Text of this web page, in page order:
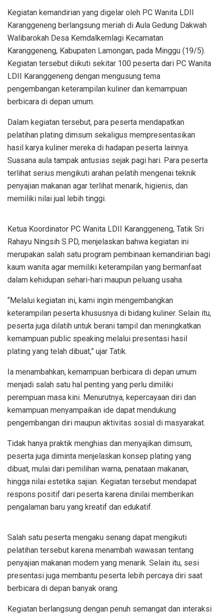
Kegiatan kemandirian yang digelar oleh PC Wanita LDII
Karanggeneng berlangsung meriah di Aula Gedung Dakwah
Walibarokah Desa Kemdalkemlagi Kecamatan
Karanggeneng, Kabupaten Lamongan, pada Minggu (19/5).
Kegiatan tersebut diikuti sekitar 100 peserta dari PC Wanita
LDII Karanggeneng dengan mengusung tema
pengembangan keterampilan kuliner dan kemampuan
berbicara di depan umum.
Dalam kegiatan tersebut, para peserta mendapatkan
pelatihan plating dimsum sekaligus mempresentasikan
hasil karya kuliner mereka di hadapan peserta lainnya.
Suasana aula tampak antusias sejak pagi hari. Para peserta
terlihat serius mengikuti arahan pelatih mengenai teknik
penyajian makanan agar terlihat menarik, higienis, dan
memiliki nilai jual lebih tinggi.
Ketua Koordinator PC Wanita LDII Karanggeneng, Tatik Sri
Rahayu Ningsih S.PD, menjelaskan bahwa kegiatan ini
merupakan salah satu program pembinaan kemandirian bagi
kaum wanita agar memiliki keterampilan yang bermanfaat
dalam kehidupan sehari-hari maupun peluang usaha.
“Melalui kegiatan ini, kami ingin mengembangkan
keterampilan peserta khususnya di bidang kuliner. Selain itu,
peserta juga dilatih untuk berani tampil dan meningkatkan
kemampuan public speaking melalui presentasi hasil
plating yang telah dibuat,” ujar Tatik.
Ia menambahkan, kemampuan berbicara di depan umum
menjadi salah satu hal penting yang perlu dimiliki
perempuan masa kini. Menurutnya, kepercayaan diri dan
kemampuan menyampaikan ide dapat mendukung
pengembangan diri maupun aktivitas sosial di masyarakat.
Tidak hanya praktik menghias dan menyajikan dimsum,
peserta juga diminta menjelaskan konsep plating yang
dibuat, mulai dari pemilihan warna, penataan makanan,
hingga nilai estetika sajian. Kegiatan tersebut mendapat
respons positif dari peserta karena dinilai memberikan
pengalaman baru yang kreatif dan edukatif.
Salah satu peserta mengaku senang dapat mengikuti
pelatihan tersebut karena menambah wawasan tentang
penyajian makanan modern yang menarik. Selain itu, sesi
presentasi juga membantu peserta lebih percaya diri saat
berbicara di depan banyak orang.
Kegiatan berlangsung dengan penuh semangat dan interaksi